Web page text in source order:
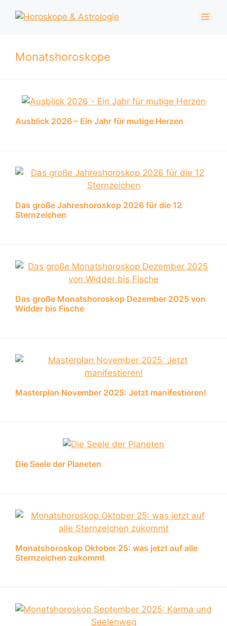
Inhalt
Monatshoroskope
Ausblick 2026 – Ein Jahr für mutige Herzen
Das große Jahreshoroskop 2026 für die 12
Sternzeichen
Das große Monatshoroskop Dezember 2025 von
Widder bis Fische
Masterplan November 2025: Jetzt manifestieren!
Die Seele der Planeten
Monatshoroskop Oktober 25: was jetzt auf alle
Sternzeichen zukommt